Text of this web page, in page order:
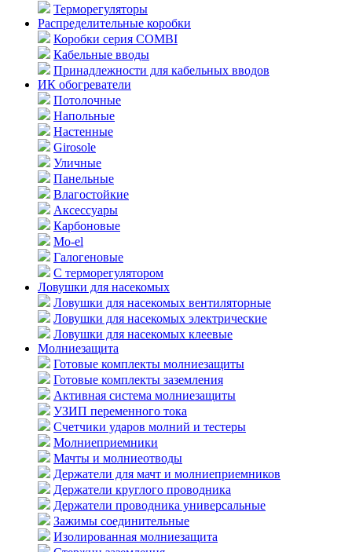
Терморегуляторы
Распределительные коробки
Коробки серия COMBI
Кабельные вводы
Принадлежности для кабельных вводов
ИК обогреватели
Потолочные
Напольные
Настенные
Girosole
Уличные
Панельные
Влагостойкие
Аксессуары
Карбоновые
Mo-el
Галогеновые
С терморегулятором
Ловушки для насекомых
Ловушки для насекомых вентиляторные
Ловушки для насекомых электрические
Ловушки для насекомых клеевые
Молниезащита
Готовые комплекты молниезащиты
Готовые комплекты заземления
Активная система молниезащиты
УЗИП переменного тока
Счетчики ударов молний и тестеры
Молниеприемники
Мачты и молниеотводы
Держатели для мачт и молниеприемников
Держатели круглого проводника
Держатели проводника универсальные
Зажимы соединительные
Изолированная молниезащита